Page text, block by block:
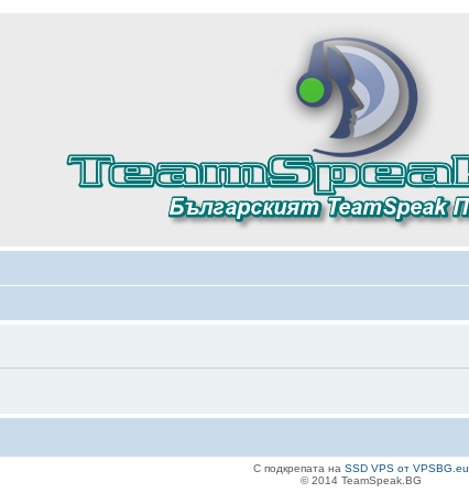
С подкрепата на SSD VPS от VPSBG.eu
© 2014 TeamSpeak.BG